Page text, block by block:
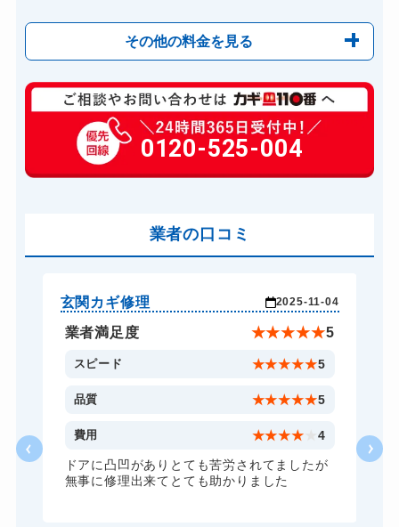
その他の料金を見る
玄関カギ修理 6,600円～(税込)
玄関カギ交換 14,300円～(税込)
車カギ開け 13,200円～(税込)
スーツケースカギ開け
ロッカーカギ開け 8,800円～(税込)
ドアノブカギ開け 10,780円～(税込)
ドアノブカギ交換 11,000円～(税込)
0120-525-004
業者の口コミ
玄関カギ修理 2025-11-04
業者満足度 ★★★★★5
スピード ★★★★★5
品質 ★★★★★5
費用 ★★★★ 4
ドアに凸凹がありとても苦労されてましたが
無事に修理出来てとても助かりました